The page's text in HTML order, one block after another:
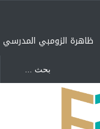
ظاهرة الزومبي المدرسي
أنضرب ومافيني إلا
هل هذا مبرر
أسلوب التربية
تعد برامج توعية الأطفال
الجسد وقاية لا